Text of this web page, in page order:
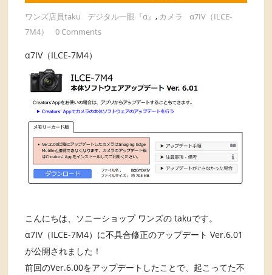
ワンズ店員taku デジタル一眼『α』, カメラ
α7IV（ILCE-
7M4）
0 Comments
α7IV（ILCE-7M4）
こんにちは、ソニーショップ ワンズの takuです。
α7IV（ILCE-7M4）に不具合修正のアップデート Ver.6.01
が公開されました！
前回のVer.6.00をアップデートしたことで、起こってた不